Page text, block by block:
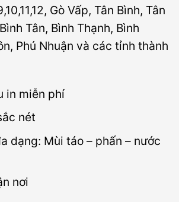
Gò Vấp, Tân Bình, Tân
Tân, Bình Thạnh, Bình
Phú Nhuận và các tỉnh thành
in miễn phí
nét
dạng: Mùi táo – phấn – nước
nơi